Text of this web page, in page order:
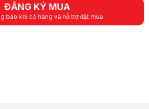
ĐĂNG KÝ MUA
báo khi có hàng và hỗ trợ đặt mua